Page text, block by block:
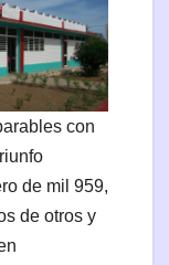
con
de mil 959,
de otros y